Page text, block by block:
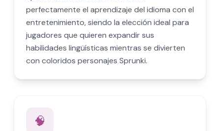
perfectamente el aprendizaje del idioma con el
entretenimiento, siendo la elección ideal para
jugadores que quieren expandir sus
habilidades lingüísticas mientras se divierten
con coloridos personajes Sprunki.
🧠